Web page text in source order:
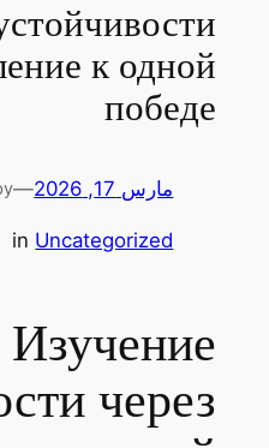
к одной
победе
مارس 17, 2026 —
in Uncategorized
Изучение
через